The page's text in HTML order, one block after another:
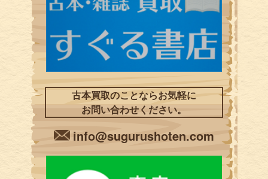
古本買取のことならお気軽に
お問い合わせください。
info@sugurushoten.com